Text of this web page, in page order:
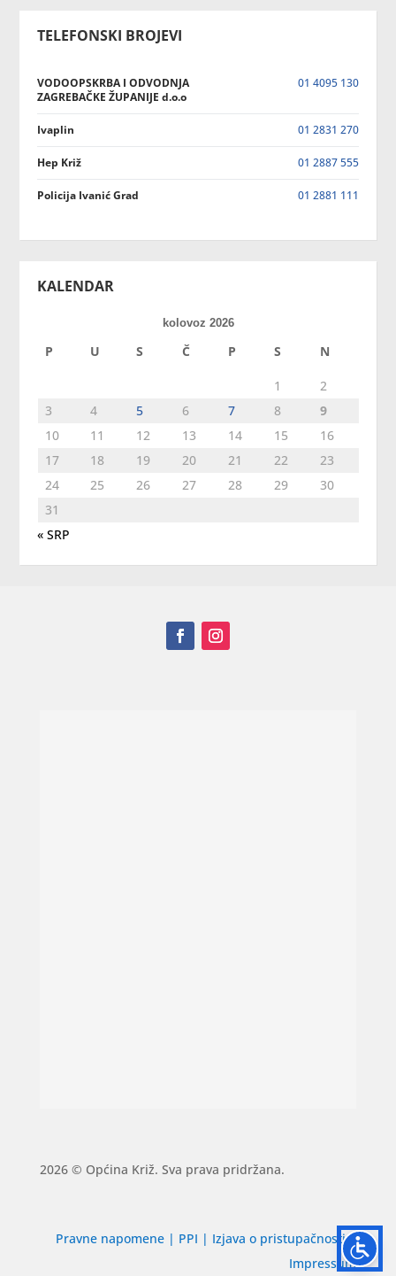
TELEFONSKI BROJEVI
VODOOPSKRBA I ODVODNJA
ZAGREBAČKE ŽUPANIJE d.o.o
01 4095 130
Ivaplin 01 2831 270
Hep Križ 01 2887 555
Policija Ivanić Grad 01 2881 111
KALENDAR
kolovoz 2026
P U S Č P S N
1
2
3
4 5 6 7 8
9
10
11 12 13 14 15
16
17
18 19 20 21 22
23
24
25 26 27 28 29
30
31
« SRP
2026 © Općina Križ. Sva prava pridržana.
Pravne napomene | PPI | Izjava o pristupačnosti|
Impressum